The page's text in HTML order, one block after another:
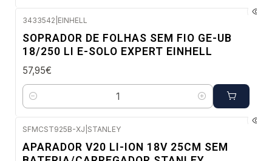
3433542 EINHELL
SOPRADOR DE FOLHAS SEM FIO GE-UB
18/250 LI E-SOLO EXPERT EINHELL
57,95€
Quantidade
SFMCST925B-XJ STANLEY
APARADOR V20 LI-ION 18V 25CM SEM